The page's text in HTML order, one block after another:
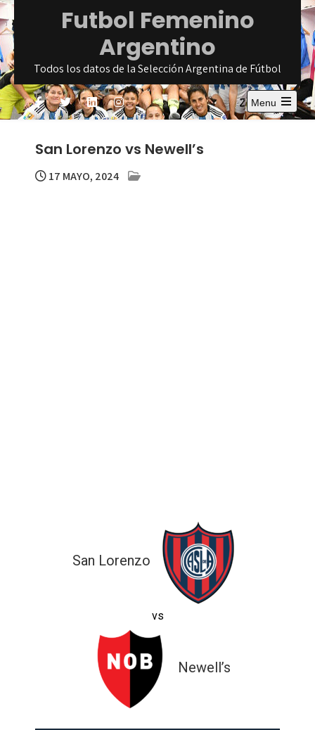
Skip
to
content
Futbol Femenino
Argentino
Todos los datos de la Selección Argentina de Fútbol
Menu
Open
San Lorenzo vs Newell’s
17 MAYO, 2024
San Lorenzo
vs
Newell’s